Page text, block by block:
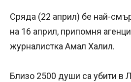
Сряда (22 април) бе най-
на 16 април, припомня
журналистка Амал Халил.
Близо 2500 души са убити в